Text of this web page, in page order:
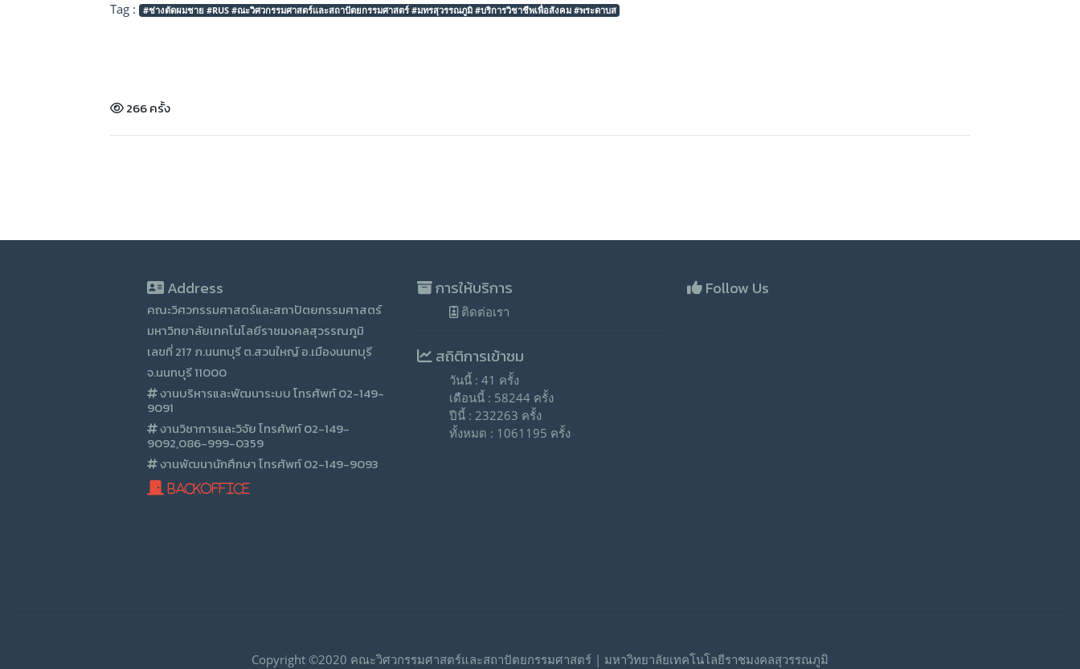
Tag : #ช่างตัดผมชาย #RUS #ณะวิศวกรรมศาสตร์และสถาปัตยกรรมศาสตร์ #มทรสุวรรณภูมิ #บริการวิชาชีพเพื่อสังคม #พระดาบส
266 ครั้ง
Address
คณะวิศวกรรมศาสตร์และสถาปัตยกรรมศาสตร์
มหาวิทยาลัยเทคโนโลยีราชมงคลสุวรรณภูมิ
เลขที่ 217 ภ.นนทบุรี ต.สวนใหญ์ อ.เมืองนนทบุรี
จ.นนทบุรี 11000
งานบริหารและพัฒนาระบบ โทรศัพท์ 02-149-
9091
งานวิชาการและวิจัย โทรศัพท์ 02-149-
9092,086-999-0359
งานพัฒนานักศึกษา โทรศัพท์ 02-149-9093
BackOffice
การให้บริการ
ติดต่อเรา
สถิติการเข้าชม
วันนี้ : 41 ครั้ง
เดือนนี้ : 58244 ครั้ง
ปีนี้ : 232263 ครั้ง
ทั้งหมด : 1061195 ครั้ง
Follow Us
Copyright ©2020 คณะวิศวกรรมศาสตร์และสถาปัตยกรรมศาสตร์ | มหาวิทยาลัยเทคโนโลยีราชมงคลสุวรรณภูมิ